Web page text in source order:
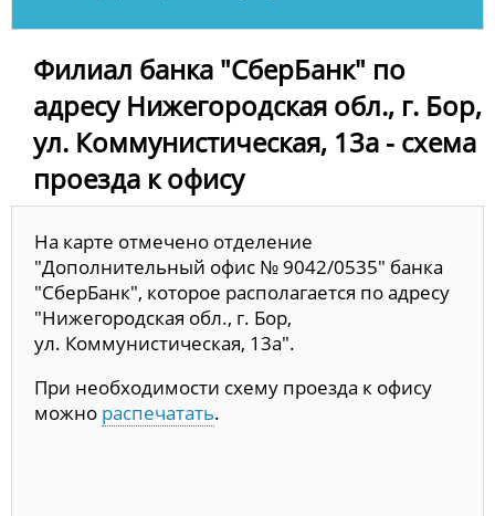
Филиал банка "СберБанк" по
адресу Нижегородская обл., г. Бор,
ул. Коммунистическая, 13а - схема
проезда к офису
На карте отмечено отделение
"Дополнительный офис № 9042/0535" банка
"СберБанк", которое располагается по адресу
"Нижегородская обл., г. Бор,
ул. Коммунистическая, 13а".
При необходимости схему проезда к офису
можно распечатать.